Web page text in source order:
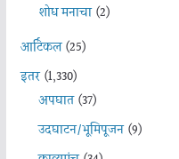
शोध मनाचा(2)
आर्टिकल(25)
इतर(1,330)
अपघात(37)
उदघाटन/भूमिपूजन(9)